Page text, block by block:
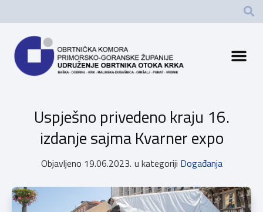
Uspješno privedeno kraju 16.
izdanje sajma Kvarner expo
Objavljeno 19.06.2023. u kategoriji Događanja